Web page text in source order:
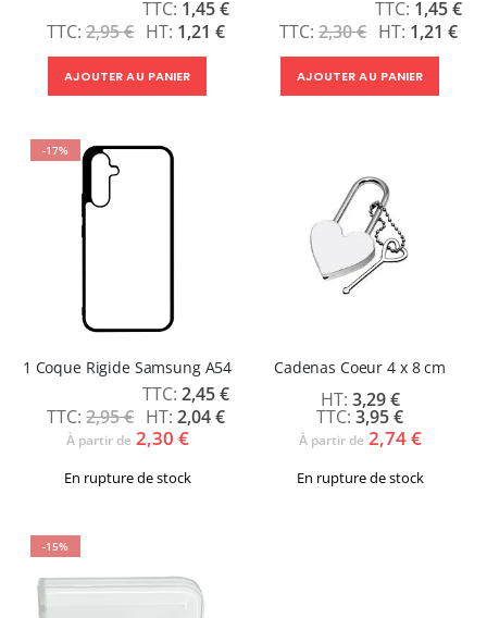
2,95 €
Prix
Spécial
1,45 €
1,21 €
AJOUTER AU PANIER
2,30 €
Prix
Spécial
1,45 €
1,21 €
AJOUTER AU PANIER
-17%
1 Coque Rigide Samsung A54
2,95 €
Prix
Spécial
2,45 €
2,04 €
À partir de 2,30 €
En rupture de stock
Cadenas Coeur 4 x 8 cm
3,95 €
3,29 €
À partir de 2,74 €
En rupture de stock
-15%